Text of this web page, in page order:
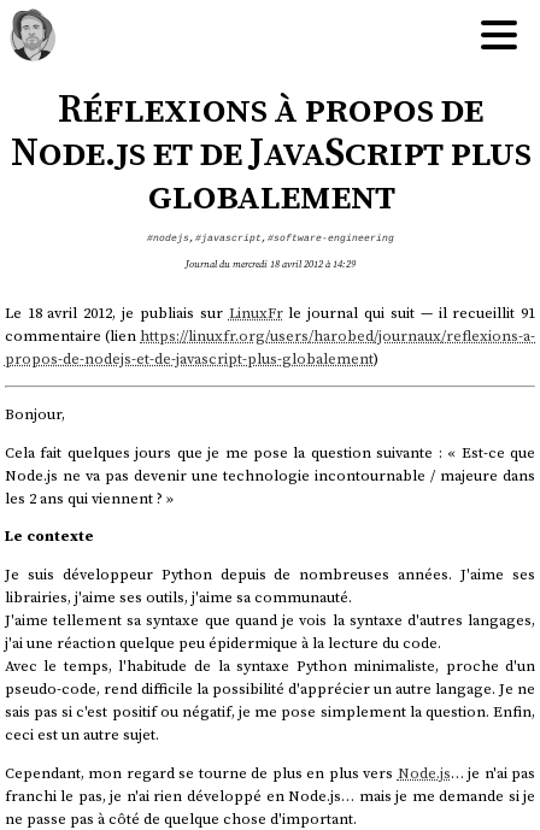
Réflexions à propos de
Node.js et de JavaScript plus
globalement
#nodejs, #javascript, #software-engineering
Journal du mercredi 18 avril 2012 à 14:29
Le 18 avril 2012, je publiais sur LinuxFrle journal qui suit — il recueillit 91
commentaire (lien https://linuxfr.org/users/harobed/journaux/reflexions-a-
propos-de-nodejs-et-de-javascript-plus-globalement)
Bonjour,
Cela fait quelques jours que je me pose la question suivante : « Est-ce que
Node.js ne va pas devenir une technologie incontournable / majeure dans
les 2 ans qui viennent ? »
Le contexte
Je suis développeur Python depuis de nombreuses années. J'aime ses
librairies, j'aime ses outils, j'aime sa communauté.
J'aime tellement sa syntaxe que quand je vois la syntaxe d'autres langages,
j'ai une réaction quelque peu épidermique à la lecture du code.
Avec le temps, l'habitude de la syntaxe Python minimaliste, proche d'un
pseudo-code, rend difficile la possibilité d'apprécier un autre langage. Je ne
sais pas si c'est positif ou négatif, je me pose simplement la question. Enfin,
ceci est un autre sujet.
Cependant, mon regard se tourne de plus en plus vers Node.js… je n'ai pas
franchi le pas, je n'ai rien développé en Node.js… mais je me demande si je
ne passe pas à côté de quelque chose d'important.